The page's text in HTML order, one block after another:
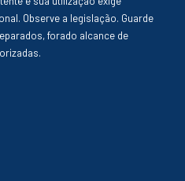
Observe a legislação. Guarde
forado alcance de